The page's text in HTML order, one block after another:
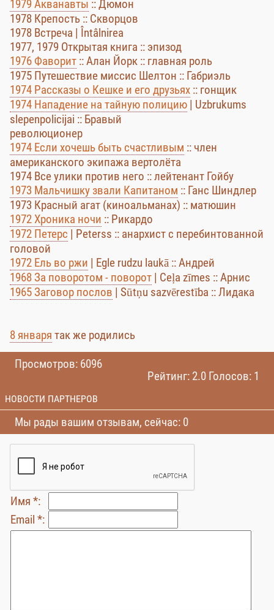
1979 Акванавты :: Дюмон
1978 Крепость :: Скворцов
1978 Встреча | Întâlnirea
1977, 1979 Открытая книга :: эпизод
1976 Фаворит :: Алан Йорк :: главная роль
1975 Путешествие миссис Шелтон :: Габриэль
1974 Рассказы о Кешке и его друзьях :: гонщик
1974 Нападение на тайную полицию | Uzbrukums
slepenpolicijai :: Бравый
революционер
1974 Если хочешь быть счастливым :: член
американского экипажа вертолёта
1974 Все улики против него :: лейтенант Гойбу
1973 Мальчишку звали Капитаном :: Ганс Шиндлер
1973 Красный агат (киноальманах) :: матюшин
1972 Хроника ночи :: Рикардо
1972 Петерс | Peterss :: анархист с перебинтованной
головой
1972 Ель во ржи | Egle rudzu laukā :: Андрей
1968 За поворотом - поворот | Ceļa zīmes :: Арнис
1965 Заговор послов | Sūtņu sazvērestība :: Лидака
8 января так же родились
Просмотров: 6096
Рейтинг: 2.0 Голосов: 1
НОВОСТИ ПАРТНЕРОВ
Мы рады вашим отзывам, сейчас: 0
Имя *:
Email *: